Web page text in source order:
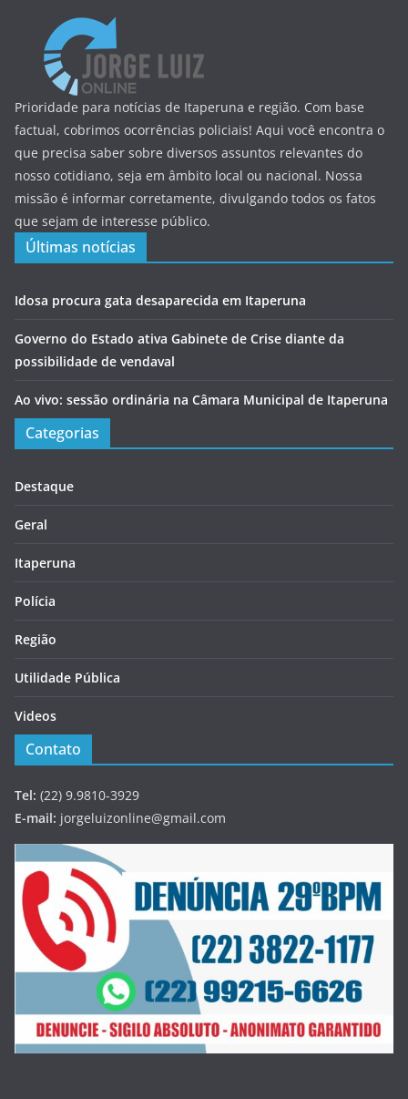
Prioridade para notícias de Itaperuna e região. Com base
factual, cobrimos ocorrências policiais! Aqui você encontra o
que precisa saber sobre diversos assuntos relevantes do
nosso cotidiano, seja em âmbito local ou nacional. Nossa
missão é informar corretamente, divulgando todos os fatos
que sejam de interesse público.
Últimas notícias
Idosa procura gata desaparecida em Itaperuna
Governo do Estado ativa Gabinete de Crise diante da
possibilidade de vendaval
Ao vivo: sessão ordinária na Câmara Municipal de Itaperuna
Categorias
Destaque
Geral
Itaperuna
Polícia
Região
Utilidade Pública
Videos
Contato
Tel: (22) 9.9810-3929
E-mail: jorgeluizonline@gmail.com